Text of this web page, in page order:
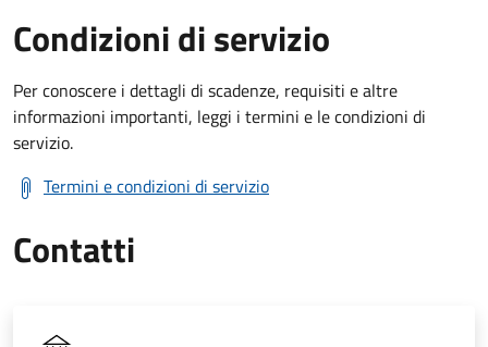
Condizioni di servizio
Per conoscere i dettagli di scadenze, requisiti e altre
informazioni importanti, leggi i termini e le condizioni di
servizio.
Termini e condizioni di servizio
Contatti